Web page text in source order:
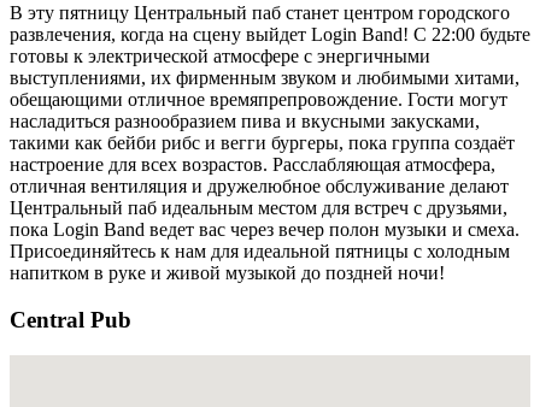
В эту пятницу Центральный паб станет центром городского
развлечения, когда на сцену выйдет Login Band! С 22:00 будьте
готовы к электрической атмосфере с энергичными
выступлениями, их фирменным звуком и любимыми хитами,
обещающими отличное времяпрепровождение. Гости могут
насладиться разнообразием пива и вкусными закусками,
такими как бейби рибс и вегги бургеры, пока группа создаёт
настроение для всех возрастов. Расслабляющая атмосфера,
отличная вентиляция и дружелюбное обслуживание делают
Центральный паб идеальным местом для встреч с друзьями,
пока Login Band ведет вас через вечер полон музыки и смеха.
Присоединяйтесь к нам для идеальной пятницы с холодным
напитком в руке и живой музыкой до поздней ночи!
Central Pub